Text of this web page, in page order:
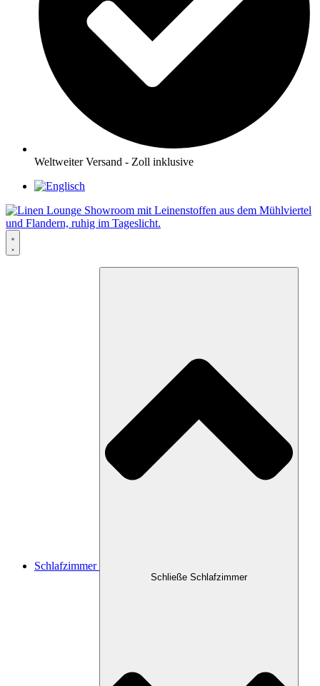
Weltweiter Versand - Zoll inklusive
Schlafzimmer
Schließe Schlafzimmer